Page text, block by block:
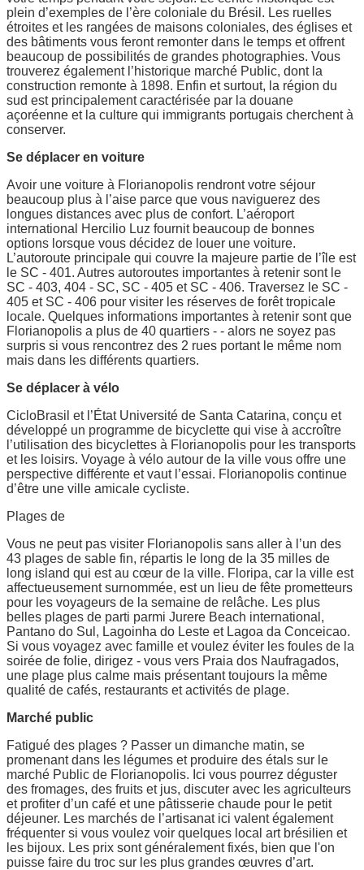
plein d’exemples de l’ère coloniale du Brésil. Les ruelles
étroites et les rangées de maisons coloniales, des églises et
des bâtiments vous feront remonter dans le temps et offrent
beaucoup de possibilités de grandes photographies. Vous
trouverez également l’historique marché Public, dont la
construction remonte à 1898. Enfin et surtout, la région du
sud est principalement caractérisée par la douane
açoréenne et la culture qui immigrants portugais cherchent à
conserver.
Se déplacer en voiture
Avoir une voiture à Florianopolis rendront votre séjour
beaucoup plus à l’aise parce que vous naviguerez des
longues distances avec plus de confort. L’aéroport
international Hercilio Luz fournit beaucoup de bonnes
options lorsque vous décidez de louer une voiture.
L’autoroute principale qui couvre la majeure partie de l’île est
le SC - 401. Autres autoroutes importantes à retenir sont le
SC - 403, 404 - SC, SC - 405 et SC - 406. Traversez le SC -
405 et SC - 406 pour visiter les réserves de forêt tropicale
locale. Quelques informations importantes à retenir sont que
Florianopolis a plus de 40 quartiers - - alors ne soyez pas
surpris si vous rencontrez des 2 rues portant le même nom
mais dans les différents quartiers.
Se déplacer à vélo
CicloBrasil et l’État Université de Santa Catarina, conçu et
développé un programme de bicyclette qui vise à accroître
l’utilisation des bicyclettes à Florianopolis pour les transports
et les loisirs. Voyage à vélo autour de la ville vous offre une
perspective différente et vaut l’essai. Florianopolis continue
d’être une ville amicale cycliste.
Plages de
Vous ne peut pas visiter Florianopolis sans aller à l’un des
43 plages de sable fin, répartis le long de la 35 milles de
long island qui est au cœur de la ville. Floripa, car la ville est
affectueusement surnommée, est un lieu de fête prometteurs
pour les voyageurs de la semaine de relâche. Les plus
belles plages de parti parmi Jurere Beach international,
Pantano do Sul, Lagoinha do Leste et Lagoa da Conceicao.
Si vous voyagez avec famille et voulez éviter les foules de la
soirée de folie, dirigez - vous vers Praia dos Naufragados,
une plage plus calme mais présentant toujours la même
qualité de cafés, restaurants et activités de plage.
Marché public
Fatigué des plages ? Passer un dimanche matin, se
promenant dans les légumes et produire des étals sur le
marché Public de Florianopolis. Ici vous pourrez déguster
des fromages, des fruits et jus, discuter avec les agriculteurs
et profiter d’un café et une pâtisserie chaude pour le petit
déjeuner. Les marchés de l’artisanat ici valent également
fréquenter si vous voulez voir quelques local art brésilien et
les bijoux. Les prix sont généralement fixés, bien que l'on
puisse faire du troc sur les plus grandes œuvres d’art.